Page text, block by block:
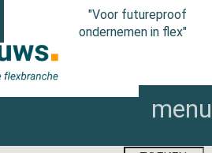
"Voor futureproof
ondernemen in flex"
menu